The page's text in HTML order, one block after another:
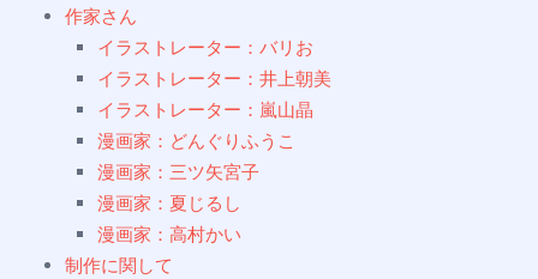
作家さん
イラストレーター：バリお
イラストレーター：井上朝美
イラストレーター：嵐山晶
漫画家：どんぐりふうこ
漫画家：三ツ矢宮子
漫画家：夏じるし
漫画家：高村かい
制作に関して